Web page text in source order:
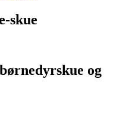
skue
og